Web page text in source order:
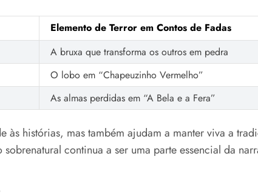
Elemento de Terror em Contos de Fadas
A bruxa que transforma os outros em pedra
O lobo em “Chapeuzinho Vermelho”
As almas perdidas em “A Bela e a Fera”
histórias, mas também ajudam a manter viva a
continua a ser uma parte essencial da